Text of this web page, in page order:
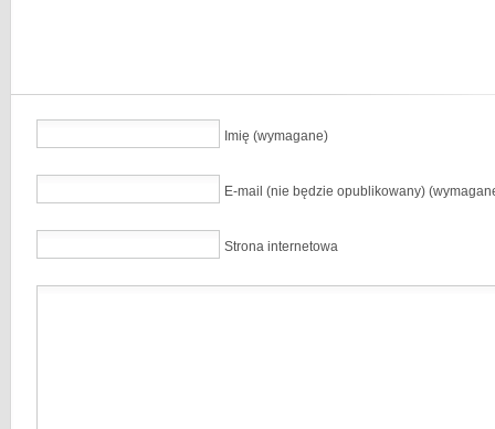
Imię (wymagane)
E-mail (nie będzie opublikowany)
Strona internetowa